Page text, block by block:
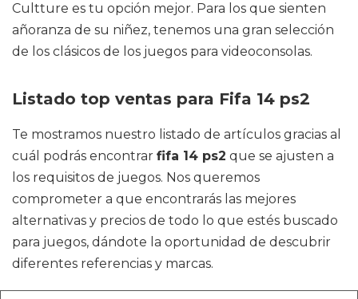
Cultture es tu opción mejor. Para los que sienten
añoranza de su niñez, tenemos una gran selección
de los clásicos de los juegos para videoconsolas.
Listado top ventas para Fifa 14 ps2
Te mostramos nuestro listado de artículos gracias al
cuál podrás encontrar fifa 14 ps2 que se ajusten a
los requisitos de juegos. Nos queremos
comprometer a que encontrarás las mejores
alternativas y precios de todo lo que estés buscado
para juegos, dándote la oportunidad de descubrir
diferentes referencias y marcas.